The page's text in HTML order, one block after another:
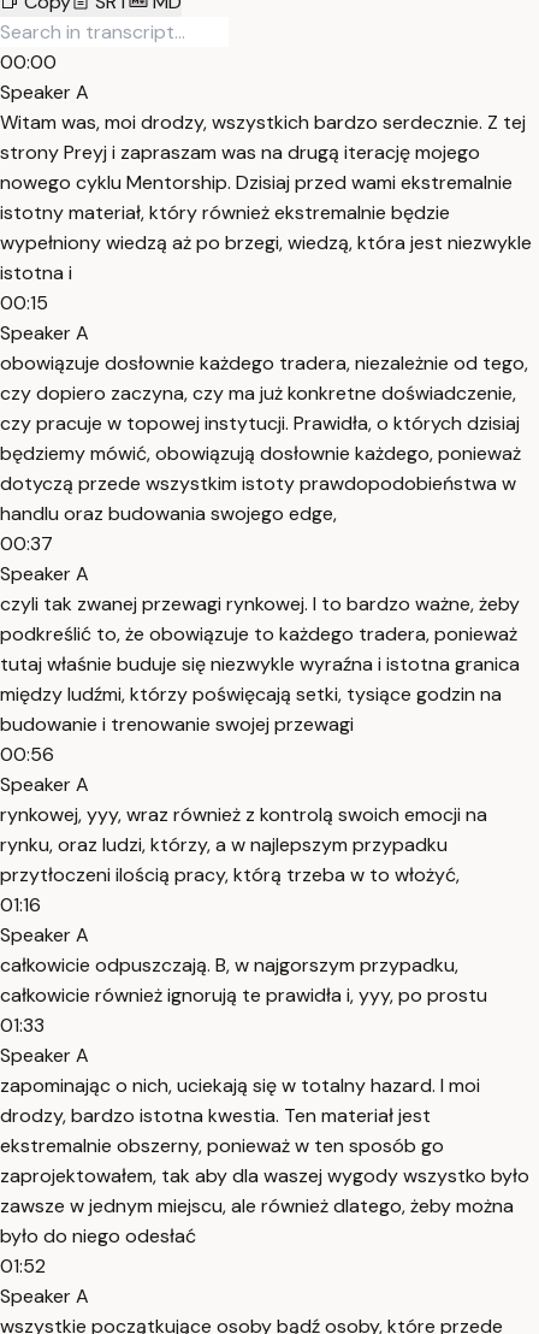
00:00
Speaker A
Witam was, moi drodzy, wszystkich bardzo serdecznie. Z tej
strony Preyj i zapraszam was na drugą iterację mojego
nowego cyklu Mentorship. Dzisiaj przed wami ekstremalnie
istotny materiał, który również ekstremalnie będzie
wypełniony wiedzą aż po brzegi, wiedzą, która jest niezwykle
istotna i
00:15
Speaker A
obowiązuje dosłownie każdego tradera, niezależnie od tego,
czy dopiero zaczyna, czy ma już konkretne doświadczenie,
czy pracuje w topowej instytucji. Prawidła, o których dzisiaj
będziemy mówić, obowiązują dosłownie każdego, ponieważ
dotyczą przede wszystkim istoty prawdopodobieństwa w
handlu oraz budowania swojego edge,
00:37
Speaker A
czyli tak zwanej przewagi rynkowej. I to bardzo ważne, żeby
podkreślić to, że obowiązuje to każdego tradera, ponieważ
tutaj właśnie buduje się niezwykle wyraźna i istotna granica
między ludźmi, którzy poświęcają setki, tysiące godzin na
budowanie i trenowanie swojej przewagi
00:56
Speaker A
rynkowej, yyy, wraz również z kontrolą swoich emocji na
rynku, oraz ludzi, którzy, a w najlepszym przypadku
przytłoczeni ilością pracy, którą trzeba w to włożyć,
01:16
Speaker A
całkowicie odpuszczają. B, w najgorszym przypadku,
całkowicie również ignorują te prawidła i, yyy, po prostu
01:33
Speaker A
zapominając o nich, uciekają się w totalny hazard. I moi
drodzy, bardzo istotna kwestia. Ten materiał jest
ekstremalnie obszerny, ponieważ w ten sposób go
zaprojektowałem, tak aby dla waszej wygody wszystko było
zawsze w jednym miejscu, ale również dlatego, żeby można
było do niego odesłać
01:52
Speaker A
wszystkie początkujące osoby bądź osoby, które przede